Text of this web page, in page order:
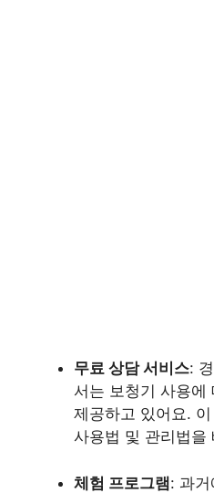
무료 상담 서비스:
서는 보청기 사용에
제공하고 있어요.
사용법 및 관리법을
체험 프로그램: 과